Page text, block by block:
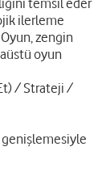
ilerleme
zengin
oyun
/ Strateji /